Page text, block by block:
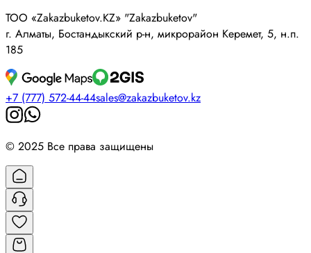
ТОО «Zakazbuketov.KZ» "Zakazbuketov"
г. Алматы, Бостандыкский р-н, микрорайон Керемет, 5, н.п.
185
+7 (777) 572-44-44sales@zakazbuketov.kz
© 2025 Все права защищены